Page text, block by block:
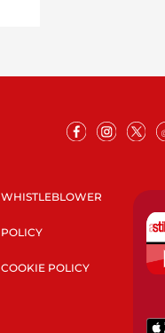
WHISTLEBLOWER
POLICY
COOKIE POLICY